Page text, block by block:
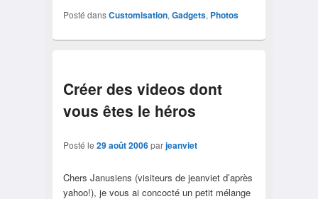
Posté dansCustomisation, Gadgets, Photos
Créer des videos dont
vous êtes le héros
Posté le 29 août 2006parjeanviet
Chers Janusiens (visiteurs de jeanviet d’après
yahoo!), je vous ai concocté un petit mélange